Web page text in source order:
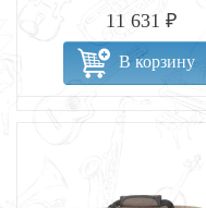
11 631 ₽
В корзину